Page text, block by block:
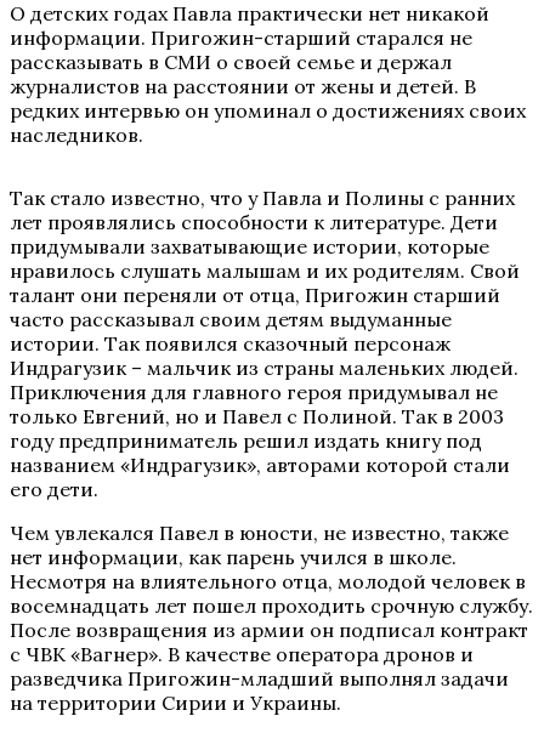
О детских годах Павла практически нет никакой
информации. Пригожин-старший старался не
рассказывать в СМИ о своей семье и держал
журналистов на расстоянии от жены и детей. В
редких интервью он упоминал о достижениях своих
наследников.
Так стало известно, что у Павла и Полины с ранних
лет проявлялись способности к литературе. Дети
придумывали захватывающие истории, которые
нравилось слушать малышам и их родителям. Свой
талант они переняли от отца, Пригожин старший
часто рассказывал своим детям выдуманные
истории. Так появился сказочный персонаж
Индрагузик – мальчик из страны маленьких людей.
Приключения для главного героя придумывал не
только Евгений, но и Павел с Полиной. Так в 2003
году предприниматель решил издать книгу под
названием «Индрагузик», авторами которой стали
его дети.
Чем увлекался Павел в юности, не известно, также
нет информации, как парень учился в школе.
Несмотря на влиятельного отца, молодой человек в
восемнадцать лет пошел проходить срочную службу.
После возвращения из армии он подписал контракт
с ЧВК «Вагнер». В качестве оператора дронов и
разведчика Пригожин-младший выполнял задачи
на территории Сирии и Украины.